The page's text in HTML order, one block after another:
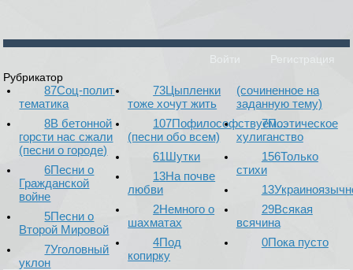
Войти
Регистрация
Рубрикатор
87Соц-полит
тематика
8В бетонной
горсти нас сжали
(песни о городе)
6Песни о
Гражданской
войне
5Песни о
Второй Мировой
7Уголовный
уклон
73Цыпленки
тоже хочут жить
107Пофилософствуем...
(песни обо всем)
61Шутки
13На почве
любви
2Немного о
шахматах
4Под
копирку
(сочиненное на
заданную тему)
7Поэтическое
хулиганство
156Только
стихи
13
29Всякая
всячина
0Пока пусто